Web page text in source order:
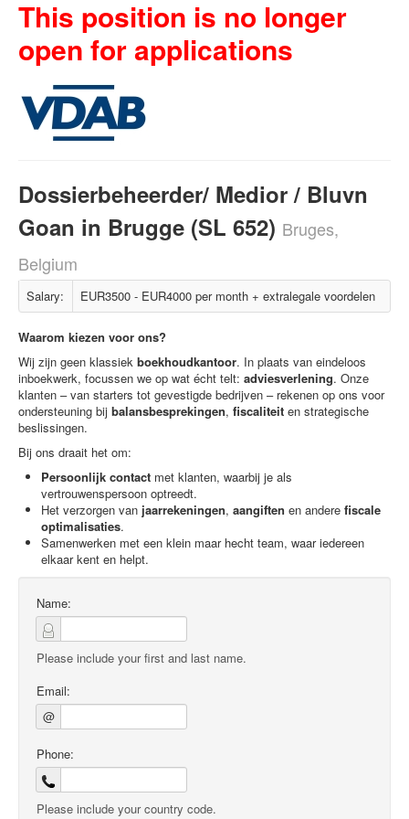
This position is no longer
open for applications
Dossierbeheerder/ Medior / Bluvn
Goan in Brugge (SL 652) Bruges,
Belgium
Salary: EUR3500 - EUR4000 per month + extralegale voordelen
Waarom kiezen voor ons?
Wij zijn geen klassiek boekhoudkantoor. In plaats van eindeloos
inboekwerk, focussen we op wat écht telt: adviesverlening. Onze
klanten – van starters tot gevestigde bedrijven – rekenen op ons voor
ondersteuning bij balansbesprekingen, fiscaliteit en strategische
beslissingen.
Bij ons draait het om:
Persoonlijk contact met klanten, waarbij je als
vertrouwenspersoon optreedt.
Het verzorgen van jaarrekeningen, aangiften en andere fiscale
optimalisaties.
Samenwerken met een klein maar hecht team, waar iedereen
elkaar kent en helpt.
Name:
Please include your first and last name.
Email:
@
Phone:
Please include your country code.